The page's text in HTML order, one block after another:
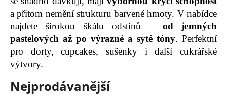
a přitom nemění strukturu barvené hmoty. V nabídce
najdete širokou škálu odstínů – od jemných
pastelových až po výrazné a syté tóny. Perfektní
pro dorty, cupcakes, sušenky i další cukrářské
výtvory.
Nejprodávanější
b
u
j
e
t
e
n